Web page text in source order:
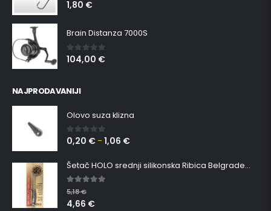
0 out of 5
1,80 €
Brain Distanza 7000S
0out of 5
104,00 €
NAJPRODAVANIJI
Olovo suza klizna
0 out of 5
0,20 € –1,06 €
Šetač HOLO srednji silikonska Ribica Belgrade Walker
5.00out of 5
5,18€
4,66 €